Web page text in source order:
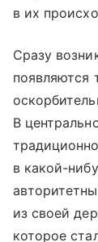
в их
Сразу
появляются
В
в какой-
из своей
которое